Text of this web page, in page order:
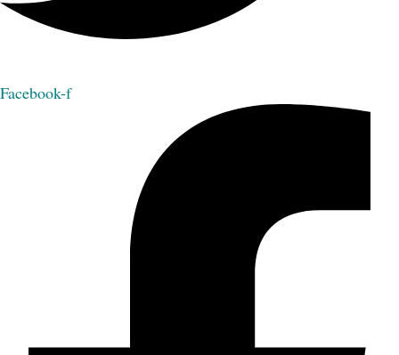
Facebook-f